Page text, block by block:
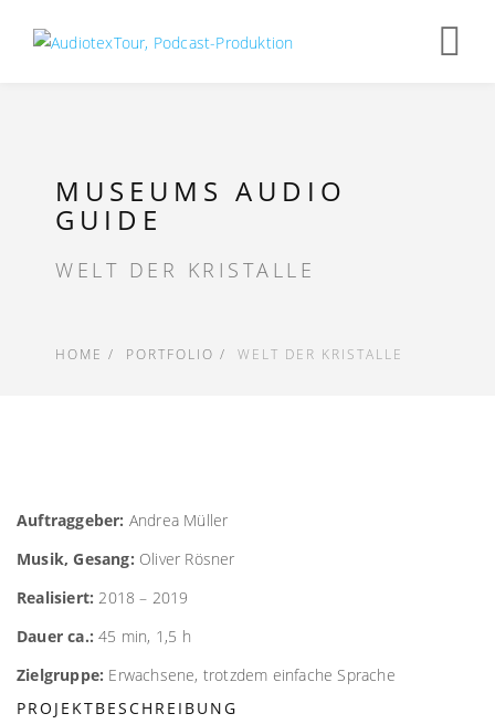
MUSEUMS AUDIO
GUIDE
WELT DER KRISTALLE
HOME PORTFOLIO WELT DER KRISTALLE
Auftraggeber: Andrea Müller
Musik, Gesang: Oliver Rösner
Realisiert: 2018 – 2019
Dauer ca.: 45 min, 1,5 h
Zielgruppe: Erwachsene, trotzdem einfache Sprache
PROJEKTBESCHREIBUNG